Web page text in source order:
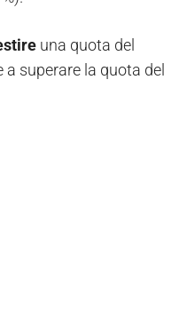
una quota del
superare la quota del